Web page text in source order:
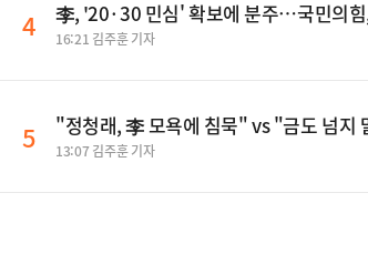
4 李, '20·30 민심' 확보에 분주…국민의
16:21 김주훈 기자
5 "정청래, 李 모욕에 침묵" vs "금도 넘
13:07 김주훈 기자